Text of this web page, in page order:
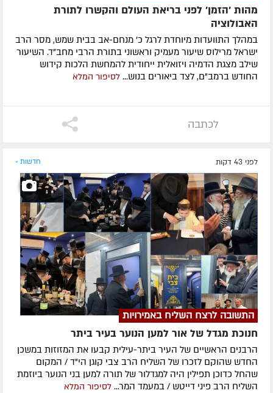
מהות 'הזמן' לפני בריאת העולם והקשרו לתורת
האבולוציה
במהלך התוועדות מיוחדת לרגל כ' מנחם-אב בבית שמש, מסר הרב
ישראל מרילוס שיעור מעמיק וראשוני בתורת הרבי מחב"ד. השיעור
שילב מצגת הדמיה ויזואלית ייחודית להמחשת הלכות קידוש
החודש ברמב"ם, לצד ביאורים בנוש... לסיפור המלא
לכתבה
לפני 43 דקות חדשות »
התשובה לרצח השליח באמירויות
חנוכת מגדל של אור למען הנוער בעיר ביתר
הרבנים הראשיים של העיר ביתר-עילית קבעו את המזוזות במשכן
החדש שהוקם לזכרו של השליח הרב צבי קוגן הי"ד / המקום
שהחל כדוכן תפילין היה למגדלור של תורה למען בני הנוער ביוזמת
השליח הרב פיני דייטש / במעמד המר... לסיפור המלא